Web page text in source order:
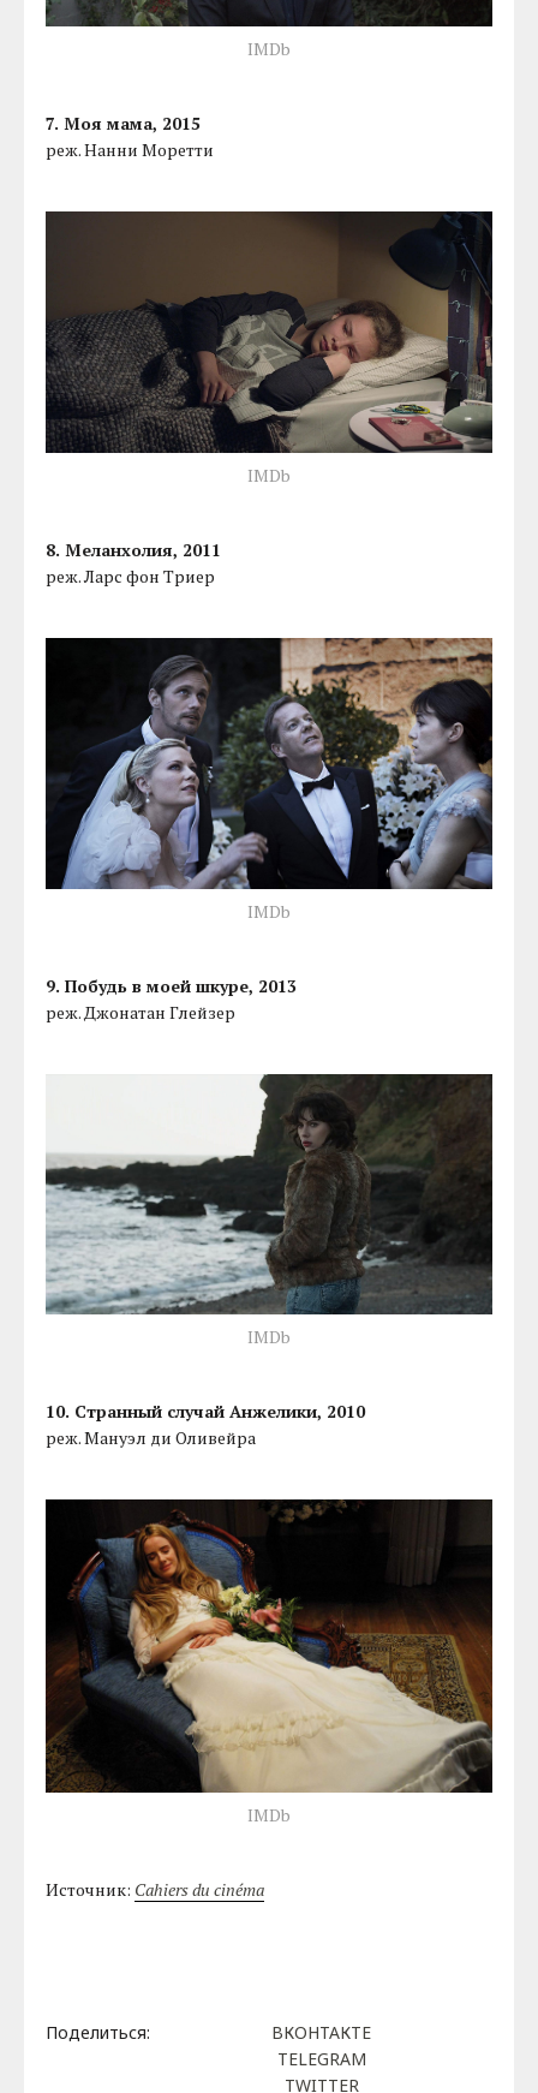
IMDb
7. Моя мама, 2015
реж. Нанни Моретти
IMDb
8. Меланхолия, 2011
реж. Ларс фон Триер
IMDb
9. Побудь в моей шкуре, 2013
реж. Джонатан Глейзер
IMDb
10. Странный случай Анжелики, 2010
реж. Мануэл ди Оливейра
IMDb
Источник: Cahiers du cinéma
Поделиться:
ВКОНТАКТЕ
TELEGRAM
TWITTER